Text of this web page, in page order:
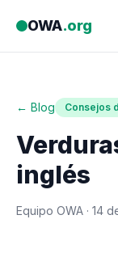
OWA.org
← Blog Consejos
inglés
Equipo OWA · 14